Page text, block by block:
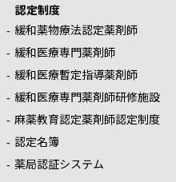
認定制度
緩和薬物療法認定薬剤師
緩和医療専門薬剤師
緩和医療暫定指導薬剤師
緩和医療専門薬剤師研修施設
麻薬教育認定薬剤師認定制度
認定名簿
薬局認証システム